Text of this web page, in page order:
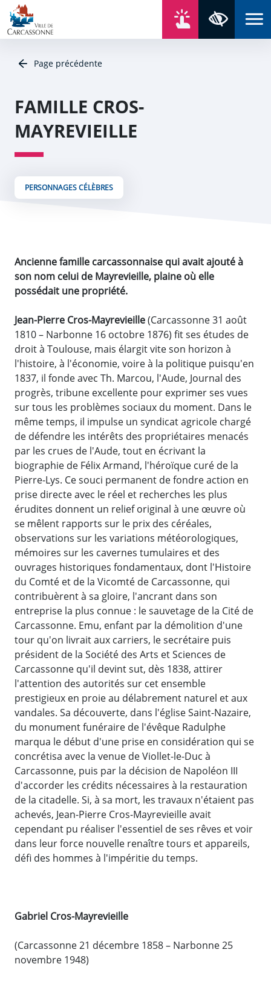
Aller au contenu
Aller au menu
Aller au plan du site
Aller à la recherche
Page précédente
FAMILLE CROS-
MAYREVIEILLE
PERSONNAGES CÉLÈBRES
Ancienne famille carcassonnaise qui avait ajouté à
son nom celui de Mayrevieille, plaine où elle
possédait une propriété.
Jean-Pierre Cros-Mayrevieille(Carcassonne 31 août
1810 – Narbonne 16 octobre 1876) fit ses études de
droit à Toulouse, mais élargit vite son horizon à
l'histoire, à l'économie, voire à la politique puisqu'en
1837, il fonde avec Th. Marcou, l'Aude, Journal des
progrès, tribune excellente pour exprimer ses vues
sur tous les problèmes sociaux du moment. Dans le
même temps, il impulse un syndicat agricole chargé
de défendre les intérêts des propriétaires menacés
par les crues de l'Aude, tout en écrivant la
biographie de Félix Armand, l'héroïque curé de la
Pierre-Lys. Ce souci permanent de fondre action en
prise directe avec le réel et recherches les plus
érudites donnent un relief original à une œuvre où
se mêlent rapports sur le prix des céréales,
observations sur les variations météorologiques,
mémoires sur les cavernes tumulaires et des
ouvrages historiques fondamentaux, dont l'Histoire
du Comté et de la Vicomté de Carcassonne, qui
contribuèrent à sa gloire, l'ancrant dans son
entreprise la plus connue : le sauvetage de la Cité de
Carcassonne. Emu, enfant par la démolition d'une
tour qu'on livrait aux carriers, le secrétaire puis
président de la Société des Arts et Sciences de
Carcassonne qu'il devint sut, dès 1838, attirer
l'attention des autorités sur cet ensemble
prestigieux en proie au délabrement naturel et aux
vandales. Sa découverte, dans l'église Saint-Nazaire,
du monument funéraire de l'évêque Radulphe
marqua le début d'une prise en considération qui se
concrétisa avec la venue de Viollet-le-Duc à
Carcassonne, puis par la décision de Napoléon III
d'accorder les crédits nécessaires à la restauration
de la citadelle. Si, à sa mort, les travaux n'étaient pas
achevés, Jean-Pierre Cros-Mayrevieille avait
cependant pu réaliser l'essentiel de ses rêves et voir
dans leur force nouvelle renaître tours et appareils,
défi des hommes à l'impéritie du temps.
Gabriel Cros-Mayrevieille
(Carcassonne 21 décembre 1858 – Narbonne 25
novembre 1948)
Panneau de gestion des cookies